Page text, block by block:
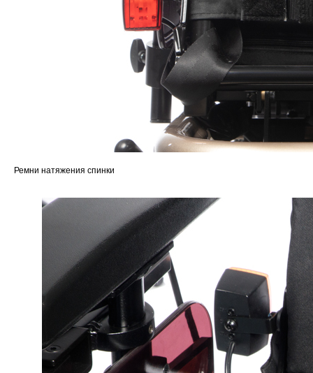
Ремни натяжения спинки